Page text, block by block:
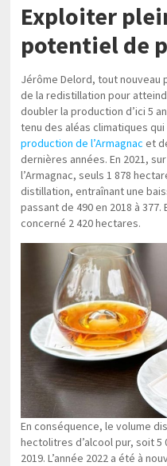
Exploiter
potentiel de
Jérôme Delord, tout nouveau
de la redistillation pour
doubler la production d’ici 5
tenu des aléas climatiques
production de l’Armagnac et
dernières années. En 2021,
l’Armagnac, seuls 1 878
distillation, entraînant une
passant de 490 en 2018 à
concerné 2 420 hectares.
En conséquence, le volume
hectolitres d’alcool pur, soit 5
2019. L’année 2022 a été à